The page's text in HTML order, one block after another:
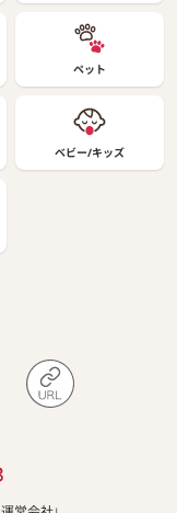
ペット
ベビー/キッズ